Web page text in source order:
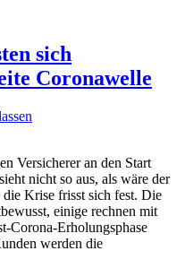
sich
Coronawelle
Versicherer an den Start
nicht so aus, als wäre der
Krise frisst sich fest. Die
einige rechnen mit
Corona-Erholungsphase
werden die